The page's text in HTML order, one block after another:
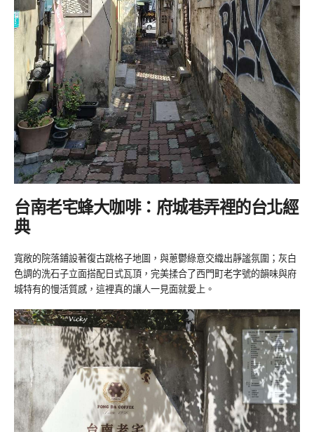
台南老宅蜂大咖啡：府城巷弄裡的台北經
典
寬敞的院落鋪設著復古跳格子地圖，與蔥鬱綠意交織出靜謐氛圍；灰白
色調的洗石子立面搭配日式瓦頂，完美揉合了西門町老字號的韻味與府
城特有的慢活質感，這裡真的讓人一見面就愛上。